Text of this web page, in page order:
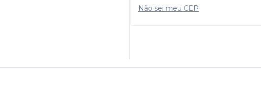
Não sei meu CEP